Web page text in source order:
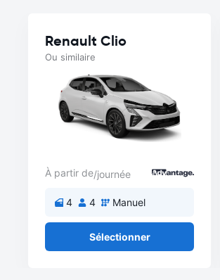
Renault Clio
Ou similaire
À partir de/journée
4 4 Manuel
Sélectionner